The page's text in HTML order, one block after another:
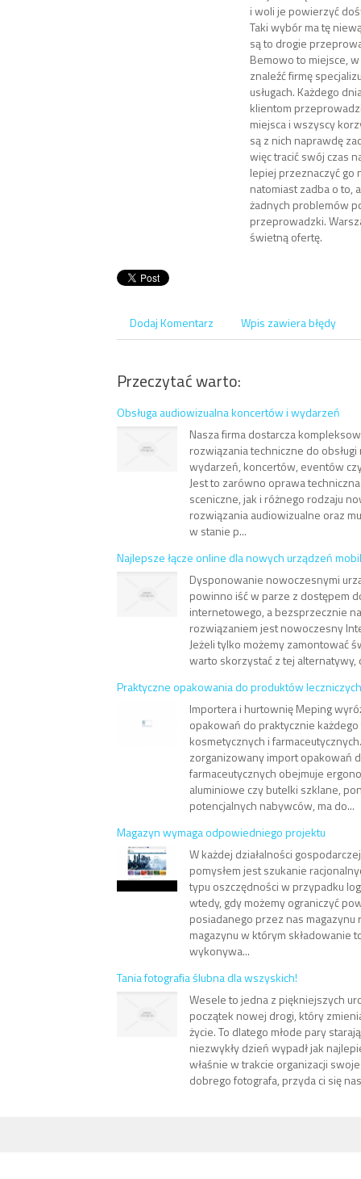
i woli je powierzyć
Taki wybór ma tę
są to drogie
Bemowo to miejsce,
znaleźć firmę
usługach. Każdego
klientom
miejsca i wszyscy
są z nich naprawdę
więc tracić swój czas
lepiej przeznaczyć go
natomiast zadba o to,
żadnych problemów
przeprowadzki.
świetną ofertę.
Dodaj Komentarz Wpis zawiera błędy
Przeczytać warto:
Obsługa audiowizualna koncertów i wydarzeń
Nasza firma dostarcza
rozwiązania techniczne do
wydarzeń, koncertów, eventów
Jest to zarówno oprawa
sceniczne, jak i różnego rodzaju
rozwiązania audiowizualne oraz
w stanie p...
Najlepsze łącze online dla nowych urządzeń
Dysponowanie nowoczesnymi
powinno iść w parze z dostępem
internetowego, a bezsprzecznie
rozwiązaniem jest nowoczesny
Jeżeli tylko możemy zamontować
warto skorzystać z tej alternatywy,
Praktyczne opakowania do produktów leczniczych
Importera i hurtownię Meping
opakowań do praktycznie
kosmetycznych i
zorganizowany import opakowań
farmaceutycznych obejmuje
aluminiowe czy butelki szklane,
potencjalnych nabywców, ma do...
Magazyn wymaga odpowiedniego projektu
W każdej działalności
pomysłem jest szukanie
typu oszczędności w przypadku
wtedy, gdy możemy ograniczyć
posiadanego przez nas magazynu
magazynu w którym składowanie
wykonywa...
Tania fotografia ślubna dla wszyskich!
Wesele to jedna z piękniejszych
początek nowej drogi, który
życie. To dlatego młode pary
niezwykły dzień wypadł jak
właśnie w trakcie organizacji
dobrego fotografa, przyda ci się